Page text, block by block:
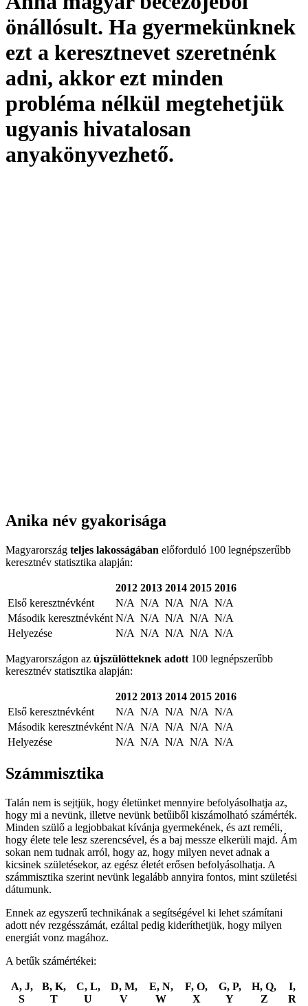
önállósult. Ha gyermekünknek
ezt a keresztnevet szeretnénk
adni, akkor ezt minden
probléma nélkül megtehetjük
ugyanis hivatalosan
anyakönyvezhető.
Anika név gyakorisága
Magyarország teljes lakosságában előforduló 100 legnépszerűbb
keresztnév statisztika alapján:
2012 2013 2014 2015 2016
Első keresztnévként
N/A N/A N/A N/A N/A
Második keresztnévként N/A N/A N/A N/A N/A
Helyezése
N/A N/A N/A N/A N/A
Magyarországon az újszülötteknek adott 100 legnépszerűbb
keresztnév statisztika alapján:
2012 2013 2014 2015 2016
Első keresztnévként
N/A N/A N/A N/A N/A
Második keresztnévként N/A N/A N/A N/A N/A
Helyezése
N/A N/A N/A N/A N/A
Számmisztika
Talán nem is sejtjük, hogy életünket mennyire befolyásolhatja az,
hogy mi a nevünk, illetve nevünk betűiből kiszámolható számérték.
Minden szülő a legjobbakat kívánja gyermekének, és azt reméli,
hogy élete tele lesz szerencsével, és a baj messze elkerüli majd. Ám
sokan nem tudnak arról, hogy az, hogy milyen nevet adnak a
kicsinek születésekor, az egész életét erősen befolyásolhatja. A
számmisztika szerint nevünk legalább annyira fontos, mint születési
dátumunk.
Ennek az egyszerű technikának a segítségével ki lehet számítani
adott név rezgésszámát, ezáltal pedig kideríthetjük, hogy milyen
energiát vonz magához.
A betűk számértékei:
A, J,
S
B, K,
T
C, L,
U
D, M,
V
E, N,
W
F, O,
X
G, P,
Y
H, Q,
Z
I,
R